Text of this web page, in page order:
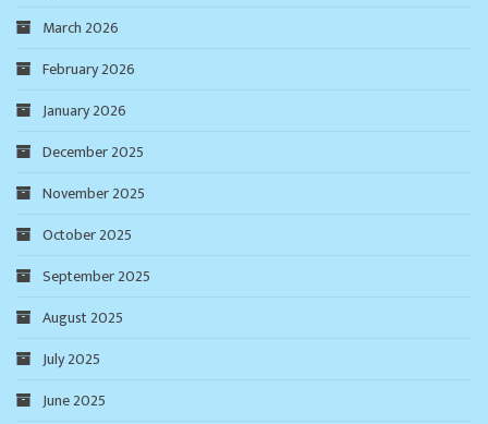
March 2026
February 2026
January 2026
December 2025
November 2025
October 2025
September 2025
August 2025
July 2025
June 2025